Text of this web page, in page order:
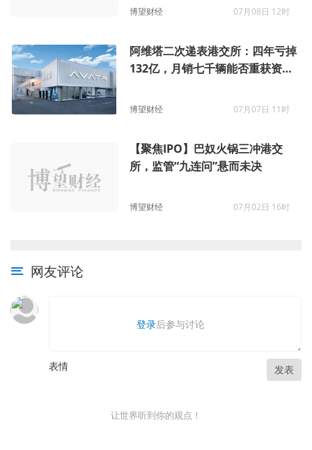
博望财经 07月08日 12时
阿维塔二次递表港交所：四年亏掉
132亿，月销七千辆能否重获资本
博望财经 07月07日 11时
【聚焦IPO】巴奴火锅三冲港交
所，监管“九连问”悬而未决
博望财经 07月02日 16时
网友评论
登录后参与讨论
表情 发表
让世界听到你的观点！